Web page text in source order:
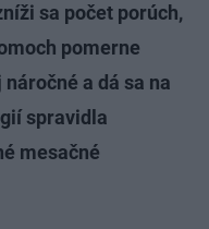
sa počet porúch,
pomerne
a dá sa na
spravidla
mesačné